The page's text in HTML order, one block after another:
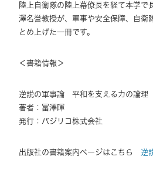
陸上自衛隊の陸上幕僚長を経て本学で
澤名誉教授が、軍事や安全保障、自衛
とめ上げた一冊です。
＜書籍情報＞
逆説の軍事論 平和を支える力の論理
著者：冨澤暉
発行：バジリコ株式会社
出版社の書籍案内ページはこちら 逆